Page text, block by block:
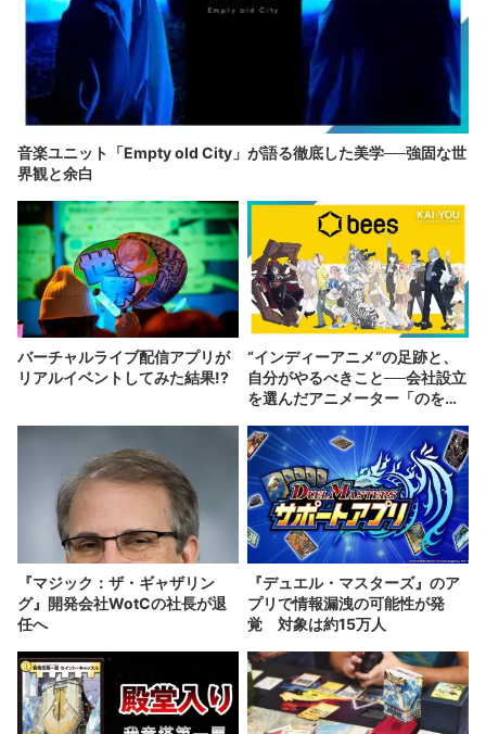
音楽ユニット「Empty old City」が語る徹底した美学──強固な世
界観と余白
バーチャルライブ配信アプリが
リアルイベントしてみた結果!?
“インディーアニメ“の足跡と、
自分がやるべきこと──会社設立
を選んだアニメーター「のを
『マジック：ザ・ギャザリン
グ』開発会社WotCの社長が退
任へ
『デュエル・マスターズ』のア
プリで情報漏洩の可能性が発
覚 対象は約15万人